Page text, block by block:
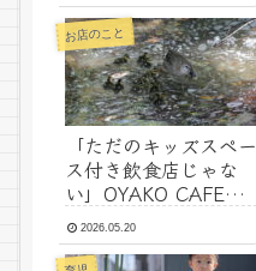
お店のこと
「ただのキッズスペー
ス付き飲食店じゃな
い」OYAKO CAFE
MINIが大切にしてい
ること 〜その1〜
2026.05.20